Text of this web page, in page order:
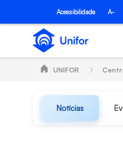
Pular para o Conteúdo principal
Acessibilidade A-
UNIFOR
Notícias